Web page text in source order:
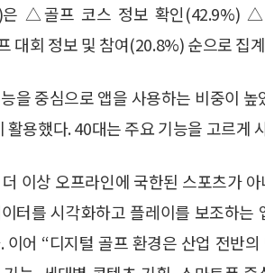
은 △골프 코스 정보 확인(42.9%)
회 정보 및 참여(20.8%) 순으로 집
을 중심으로 앱을 사용하는 비중이 높
활용했다. 40대는 주요 기능을 고르게
이상 오프라인에 국한된 스포츠가
터를 시각화하고 플레이를 보조하는
어 “디지털 골프 환경은 산업 전반